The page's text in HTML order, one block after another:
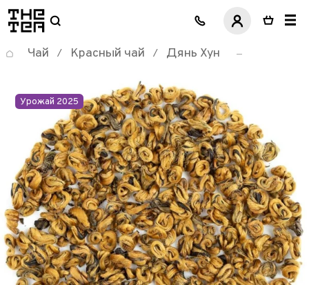
логотип
Чай / Красный чай / Дянь Хун
Урожай 2025